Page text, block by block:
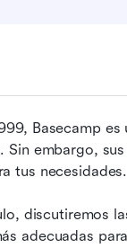
Basecamp
Sin embargo,
tus necesidades.
discutiremos
adecuadas